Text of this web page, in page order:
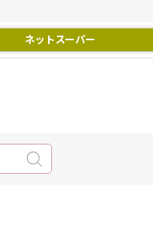
ネットスーパー